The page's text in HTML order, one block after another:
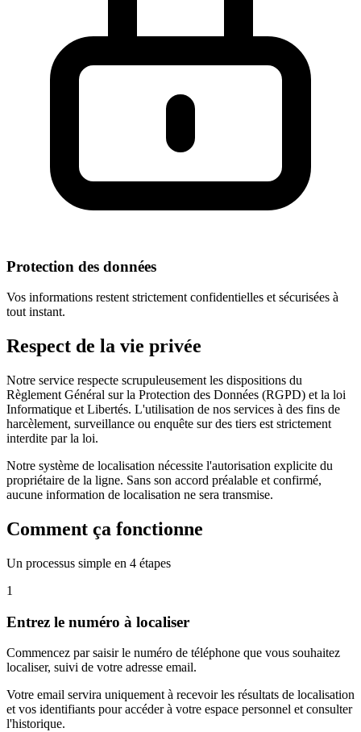
Protection des données
Vos informations restent strictement confidentielles et sécurisées à
tout instant.
Respect de la vie privée
Notre service respecte scrupuleusement les dispositions du
Règlement Général sur la Protection des Données (RGPD) et la loi
Informatique et Libertés. L'utilisation de nos services à des fins de
harcèlement, surveillance ou enquête sur des tiers est strictement
interdite par la loi.
Notre système de localisation nécessite l'autorisation explicite du
propriétaire de la ligne. Sans son accord préalable et confirmé,
aucune information de localisation ne sera transmise.
Comment ça fonctionne
Un processus simple en 4 étapes
1
Entrez le numéro à localiser
Commencez par saisir le numéro de téléphone que vous souhaitez
localiser, suivi de votre adresse email.
Votre email servira uniquement à recevoir les résultats de localisation
et vos identifiants pour accéder à votre espace personnel et consulter
l'historique.